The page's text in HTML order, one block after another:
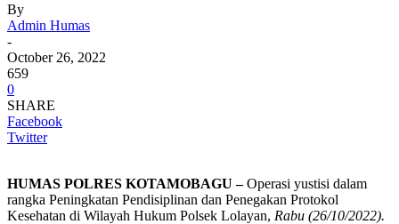
By
Admin Humas
-
October 26, 2022
659
0
SHARE
Facebook
Twitter
HUMAS POLRES KOTAMOBAGU –Operasi yustisi dalam
rangka Peningkatan Pendisiplinan dan Penegakan Protokol
Kesehatan di Wilayah Hukum Polsek Lolayan, Rabu (26/10/2022).